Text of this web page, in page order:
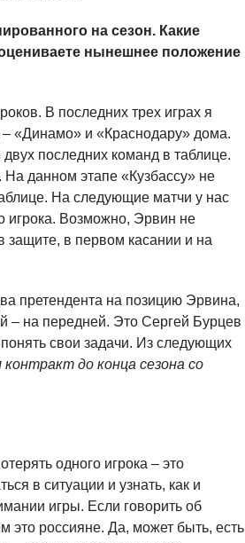
на сезон. Какие
нынешнее положение
В последних трех играх я
«Динамо» и «Краснодару» дома.
последних команд в таблице.
На данном этапе «Кузбассу» не
На следующие матчи у нас
игрока. Возможно, Эрвин не
в первом касании и на
претендента на позицию Эрвина,
– на передней. Это Сергей Бурцев
свои задачи. Из следующих
контракт до конца сезона со
одного игрока – это
в ситуации и узнать, как и
игры. Если говорить об
это россияне. Да, может быть, есть